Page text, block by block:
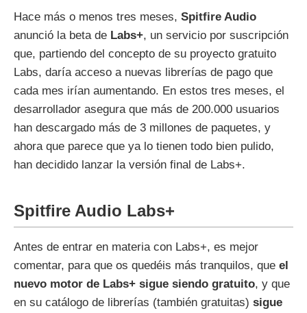
Hace más o menos tres meses, Spitfire Audio
anunció la beta de Labs+, un servicio por suscripción
que, partiendo del concepto de su proyecto gratuito
Labs, daría acceso a nuevas librerías de pago que
cada mes irían aumentando. En estos tres meses, el
desarrollador asegura que más de 200.000 usuarios
han descargado más de 3 millones de paquetes, y
ahora que parece que ya lo tienen todo bien pulido,
han decidido lanzar la versión final de Labs+.
Spitfire Audio Labs+
Antes de entrar en materia con Labs+, es mejor
comentar, para que os quedéis más tranquilos, que el
nuevo motor de Labs+ sigue siendo gratuito, y que
en su catálogo de librerías (también gratuitas) sigue